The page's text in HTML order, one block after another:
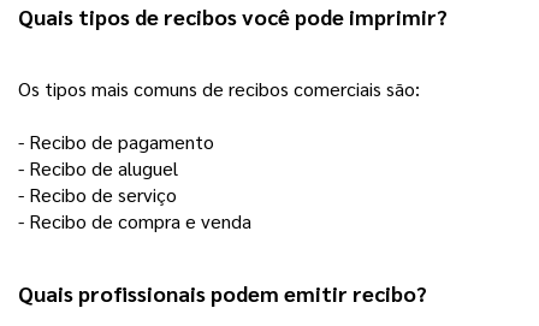
Quais tipos de recibos você pode imprimir?
Os tipos mais comuns de recibos comerciais são:
- Recibo de pagamento
- Recibo de aluguel
- Recibo de serviço
- Recibo de compra e venda
Quais profissionais podem emitir recibo?